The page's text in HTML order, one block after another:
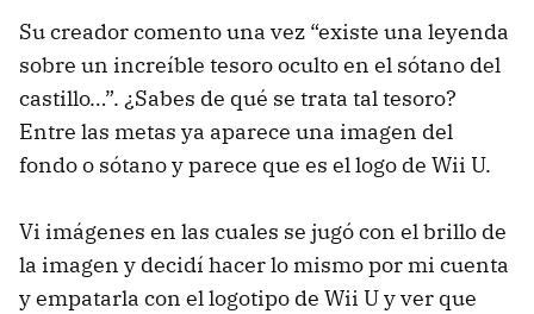
Su creador comento una vez “existe una leyenda
sobre un increíble tesoro oculto en el sótano del
castillo…”. ¿Sabes de qué se trata tal tesoro?
Entre las metas ya aparece una imagen del
fondo o sótano y parece que es el logo de Wii U.
Vi imágenes en las cuales se jugó con el brillo de
la imagen y decidí hacer lo mismo por mi cuenta
y empatarla con el logotipo de Wii U y ver que